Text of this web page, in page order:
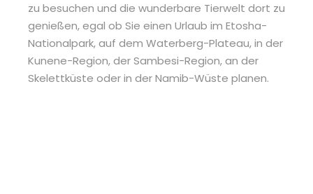
zu besuchen und die wunderbare Tierwelt dort zu
genießen, egal ob Sie einen Urlaub im Etosha-
Nationalpark, auf dem Waterberg-Plateau, in der
Kunene-Region, der Sambesi-Region, an der
Skelettküste oder in der Namib-Wüste planen.